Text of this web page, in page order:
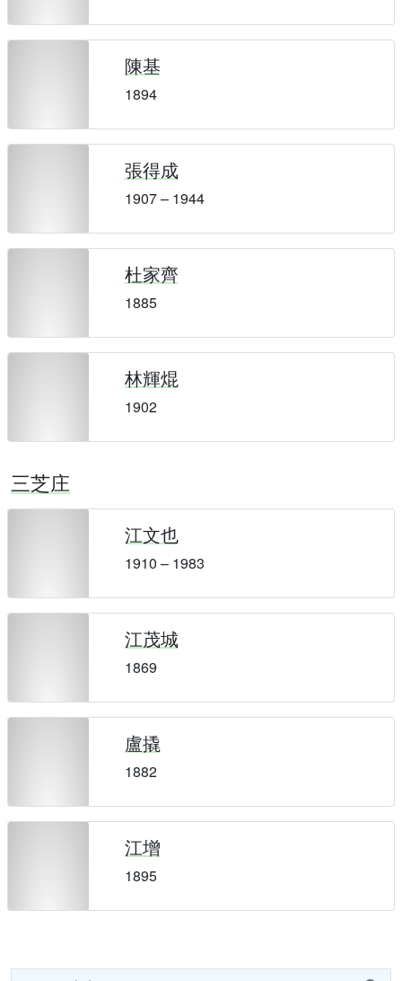
陳基
1894
張得成
1907 – 1944
杜家齊
1885
林輝焜
1902
三芝庄
江文也
1910 – 1983
江茂城
1869
盧撬
1882
江增
1895